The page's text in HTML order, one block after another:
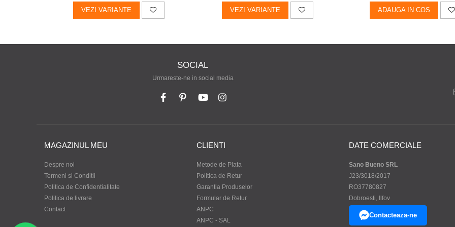
VEZI VARIANTE VEZI VARIANTE ADAUGA IN COS
SOCIAL
Urmareste-ne in social media
MAGAZINUL MEU
Despre noi
Termeni si Conditii
Politica de Confidentialitate
Politica de livrare
Contact
CLIENTI
Metode de Plata
Politica de Retur
Garantia Produselor
Formular de Retur
ANPC
ANPC - SAL
DATE COMERCIALE
Sano Bueno SRL
J23/3018/2017
RO37780827
Dobroesti, Ilfov
Contacteaza-ne